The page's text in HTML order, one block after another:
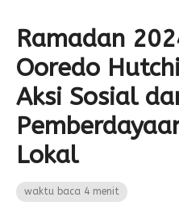
Ramadan
Ooredo
Aksi Sosial
Lokal
waktu baca 4 menit